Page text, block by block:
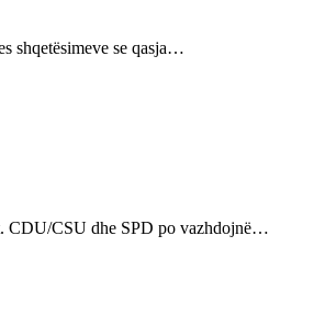
shqetësimeve se qasja…
CDU/CSU dhe SPD po vazhdojnë…